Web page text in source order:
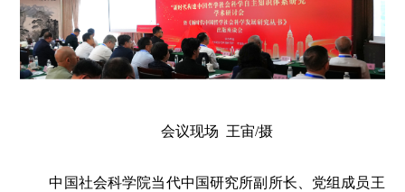
会议现场 王宙/摄
中国社会科学院当代中国研究所副所长、党组成员王